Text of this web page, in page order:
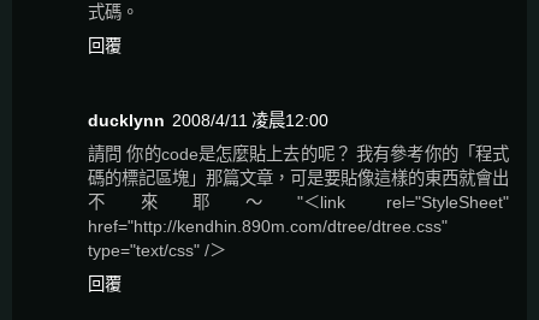
式碼。
回覆
ducklynn 2008/4/11 凌晨12:00
請問 你的code是怎麼貼上去的呢？ 我有參考你的「程式
碼的標記區塊」那篇文章，可是要貼像這樣的東西就會出
不來耶～"＜link rel="StyleSheet"
href="http://kendhin.890m.com/dtree/dtree.css"
type="text/css" /＞
回覆